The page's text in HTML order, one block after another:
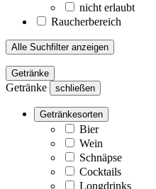
nicht erlaubt
Raucherbereich
Alle Suchfilter anzeigen
Getränke
Getränke schließen
Getränkesorten
Bier
Wein
Schnäpse
Cocktails
Longdrinks